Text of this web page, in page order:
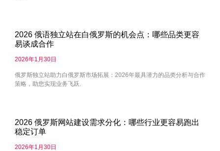
2026 俄语独立站在白俄罗斯的机会点：哪些品类更容
易谈成合作
2026年1月30日
俄罗斯独立站助力白俄罗斯市场拓展：2026年最具潜力的品类分析与合作
策略，助您实现业务飞跃.
2026 俄罗斯网站建设需求分化：哪些行业更容易跑出
稳定订单
2026年1月30日